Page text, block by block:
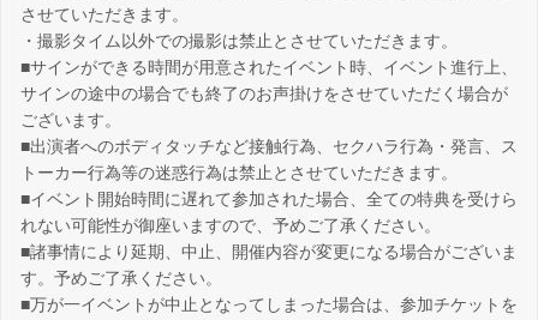
させていただきます。
・撮影タイム以外での撮影は禁止とさせていただきます。
■サインができる時間が用意されたイベント時、イベント進行上、
サインの途中の場合でも終了のお声掛けをさせていただく場合が
ございます。
■出演者へのボディタッチなど接触行為、セクハラ行為・発言、ス
トーカー行為等の迷惑行為は禁止とさせていただきます。
■イベント開始時間に遅れて参加された場合、全ての特典を受けら
れない可能性が御座いますので、予めご了承ください。
■諸事情により延期、中止、開催内容が変更になる場合がございま
す。予めご了承ください。
■万が一イベントが中止となってしまった場合は、参加チケットを